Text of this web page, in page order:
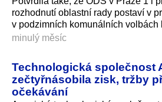
rozhodnutí oblastní rady postaví v
v podzimních komunálních volbách
minulý měsíc
Technologická společnost
zečtyřnásobila zisk, tržby
očekávání